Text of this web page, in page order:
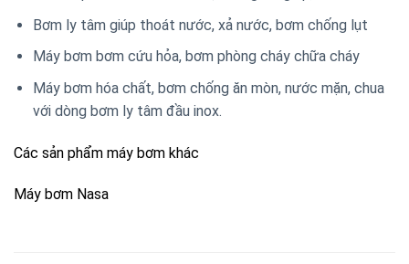
Bơm ly tâm giúp thoát nước, xả nước, bơm chống lụt
Máy bơm bơm cứu hỏa, bơm phòng cháy chữa cháy
Máy bơm hóa chất, bơm chống ăn mòn, nước mặn, chua
với dòng bơm ly tâm đầu inox.
Các sản phẩm máy bơm khác
Máy bơm Nasa